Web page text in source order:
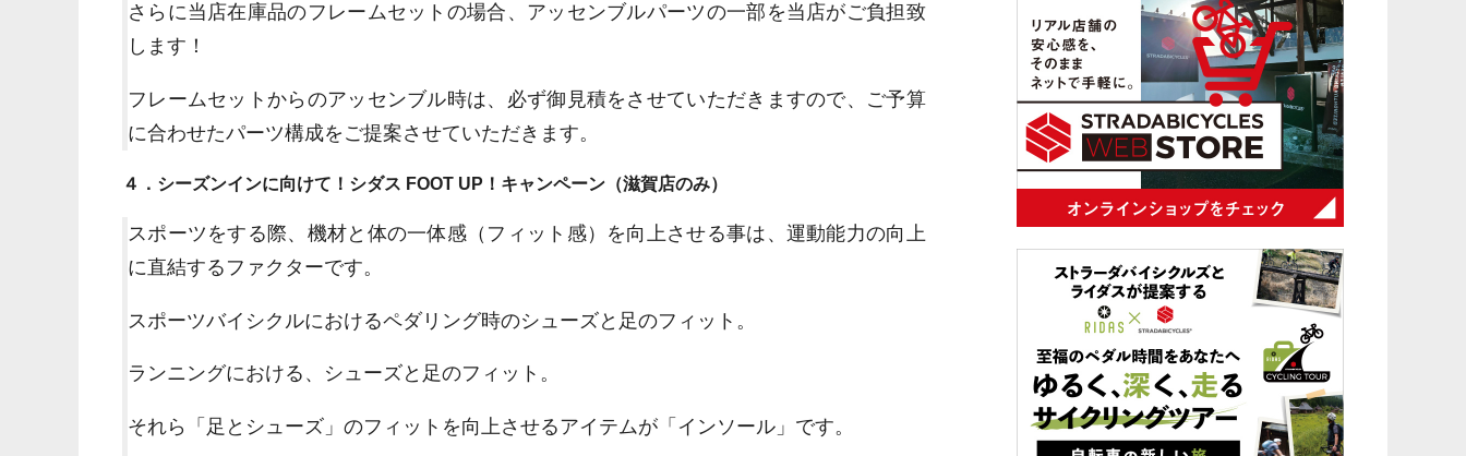
さらに当店在庫品のフレームセットの場合、アッセンブルパーツの一部を当店がご負担致
します！
フレームセットからのアッセンブル時は、必ず御見積をさせていただきますので、ご予算
に合わせたパーツ構成をご提案させていただきます。
４．シーズンインに向けて！シダス FOOT UP！キャンペーン（滋賀店のみ）
スポーツをする際、機材と体の一体感（フィット感）を向上させる事は、運動能力の向上
に直結するファクターです。
スポーツバイシクルにおけるペダリング時のシューズと足のフィット。
ランニングにおける、シューズと足のフィット。
それら「足とシューズ」のフィットを向上させるアイテムが「インソール」です。